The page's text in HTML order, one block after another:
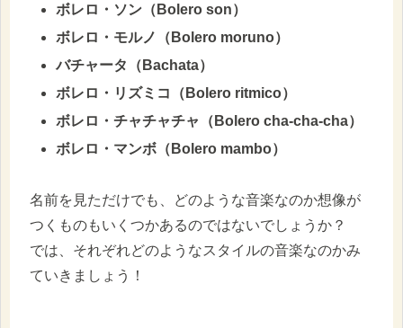
ボレロ・ソン（Bolero son）
ボレロ・モルノ（Bolero moruno）
バチャータ（Bachata）
ボレロ・リズミコ（Bolero ritmico）
ボレロ・チャチャチャ（Bolero cha-cha-cha）
ボレロ・マンボ（Bolero mambo）
名前を見ただけでも、どのような音楽なのか想像が
つくものもいくつかあるのではないでしょうか？
では、それぞれどのようなスタイルの音楽なのかみ
ていきましょう！